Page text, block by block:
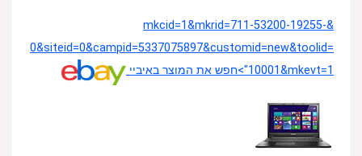
&mkcid=1&mkrid=711-53200-19255-
0&siteid=0&campid=5337075897&customid=new&toolid=
10001&mkevt=1">חפש את המוצר באיביי